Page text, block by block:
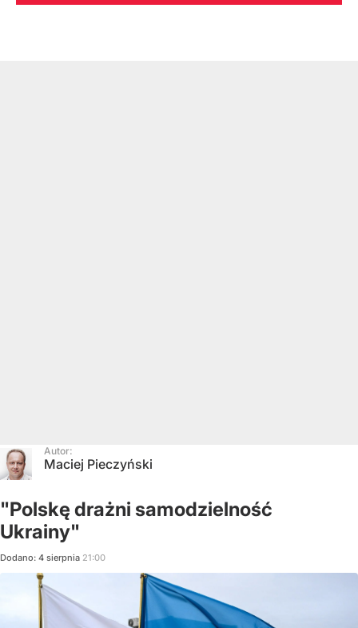
Autor:
Maciej Pieczyński
"Polskę drażni samodzielność
Ukrainy"
Dodano: 4 sierpnia 21:00